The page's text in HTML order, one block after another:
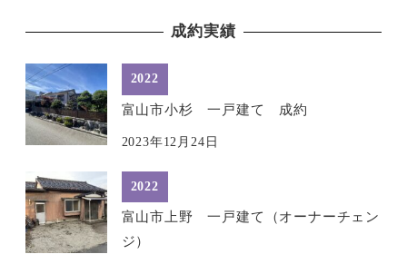
成約実績
2022
富山市小杉 一戸建て 成約
2023年12月24日
2022
富山市上野 一戸建て（オーナーチェン
ジ）